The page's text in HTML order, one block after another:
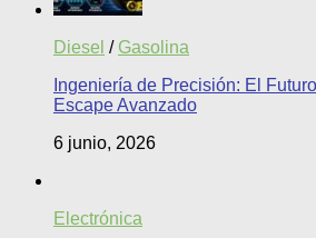
Diesel / Gasolina
Ingeniería de Precisión: El
Escape Avanzado
6 junio, 2026
Electrónica